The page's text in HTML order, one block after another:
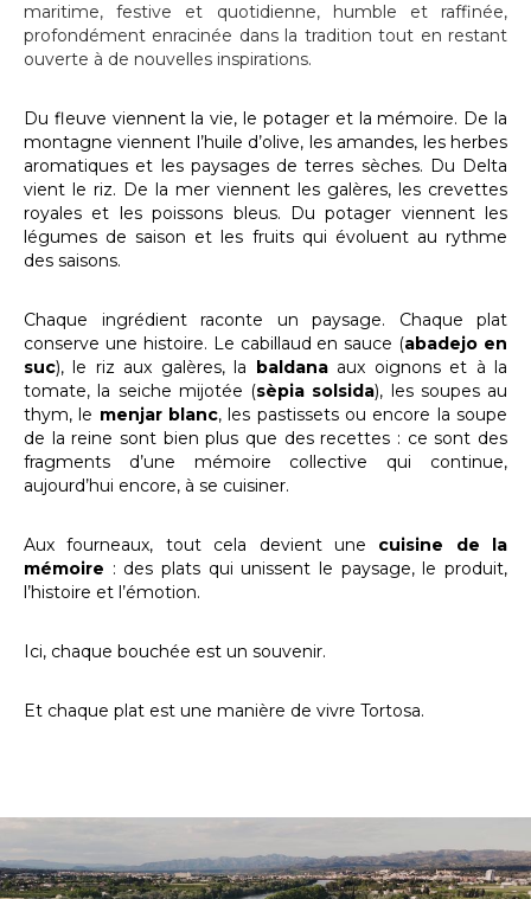
maritime, festive et quotidienne, humble et raffinée,
profondément enracinée dans la tradition tout en restant
ouverte à de nouvelles inspirations.
Du fleuve viennent la vie, le potager et la mémoire. De la
montagne viennent l’huile d’olive, les amandes, les herbes
aromatiques et les paysages de terres sèches. Du Delta
vient le riz. De la mer viennent les galères, les crevettes
royales et les poissons bleus. Du potager viennent les
légumes de saison et les fruits qui évoluent au rythme
des saisons.
Chaque ingrédient raconte un paysage. Chaque plat
conserve une histoire. Le cabillaud en sauce (abadejo en
suc), le riz aux galères, la baldanaaux oignons et à la
tomate, la seiche mijotée (sèpia solsida), les soupes au
thym, le menjar blanc, les pastissets ou encore la soupe
de la reine sont bien plus que des recettes : ce sont des
fragments d’une mémoire collective qui continue,
aujourd’hui encore, à se cuisiner.
Aux fourneaux, tout cela devient une cuisine de la
mémoire : des plats qui unissent le paysage, le produit,
l’histoire et l’émotion.
Ici, chaque bouchée est un souvenir.
Et chaque plat est une manière de vivre Tortosa.